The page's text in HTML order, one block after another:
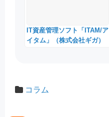
IT資産管理ソフト「ITAM/ア
イタム」（株式会社ギガ）
コラム